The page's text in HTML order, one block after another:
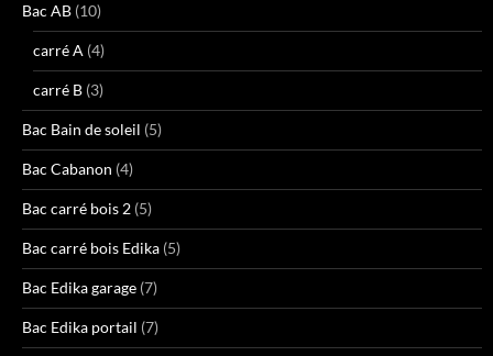
Bac AB (10)
carré A (4)
carré B (3)
Bac Bain de soleil (5)
Bac Cabanon (4)
Bac carré bois 2 (5)
Bac carré bois Edika (5)
Bac Edika garage (7)
Bac Edika portail (7)